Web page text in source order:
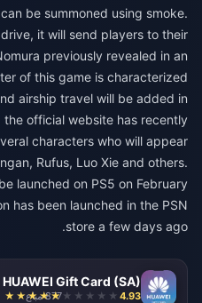
be summoned using smoke.
it will send players to their
previously revealed in an
of this game is characterized
airship travel will be added in
official website has recently
characters who will appear
Rufus, Luo Xie and others.
launched on PS5 on February
has been launched in the PSN
store a few days ago.
HUAWEI Gift Card (SA)
4.93 877 مباع